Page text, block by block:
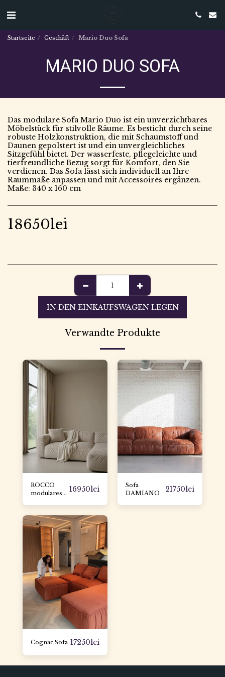
Startseite Geschäft Mario Duo Sofa
MARIO DUO SOFA
Das modulare Sofa Mario Duo ist ein unverzichtbares
Möbelstück für stilvolle Räume. Es besticht durch seine
robuste Holzkonstruktion, die mit Schaumstoff und
Daunen gepolstert ist und ein unvergleichliches
Sitzgefühl bietet. Der wasserfeste, pflegeleichte und
tierfreundliche Bezug sorgt für Komfort, den Sie
verdienen. Das Sofa lässt sich individuell an Ihre
Raummaße anpassen und mit Accessoires ergänzen.
Maße: 340 x 160 cm
18650lei
IN DEN EINKAUFSWAGEN LEGEN
Verwandte Produkte
ROCCO
modulares
16950lei
Sofa
DAMIANO
21750lei
Cognac Sofa 17250lei